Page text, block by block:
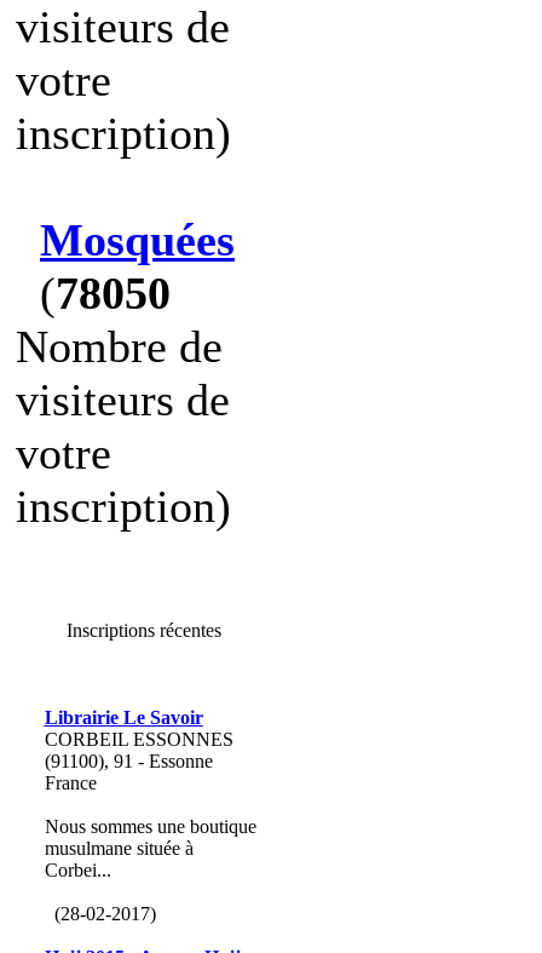
visiteurs de
votre
inscription)
Mosquées
(78050
Nombre de
visiteurs de
votre
inscription)
Inscriptions récentes
Librairie Le Savoir
CORBEIL ESSONNES
(91100), 91 - Essonne
France
Nous sommes une boutique
musulmane située à
Corbei...
(28-02-2017)